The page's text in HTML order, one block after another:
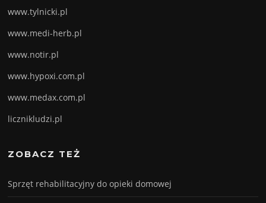
www.tylnicki.pl
www.medi-herb.pl
www.notir.pl
www.hypoxi.com.pl
www.medax.com.pl
licznikludzi.pl
ZOBACZ TEŻ
Sprzęt rehabilitacyjny do opieki domowej